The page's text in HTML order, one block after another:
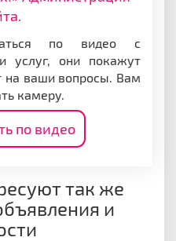
по видео с
услуг, они покажут
на ваши вопросы. Вам
камеру.
по видео
так же
и